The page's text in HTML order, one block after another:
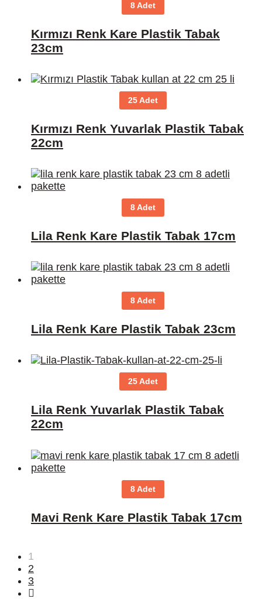
8 Adet
Kırmızı Renk Kare Plastik Tabak
23cm
25 Adet
Kırmızı Renk Yuvarlak Plastik Tabak
22cm
8 Adet
Lila Renk Kare Plastik Tabak 17cm
8 Adet
Lila Renk Kare Plastik Tabak 23cm
25 Adet
Lila Renk Yuvarlak Plastik Tabak
22cm
8 Adet
Mavi Renk Kare Plastik Tabak 17cm
1
2
3